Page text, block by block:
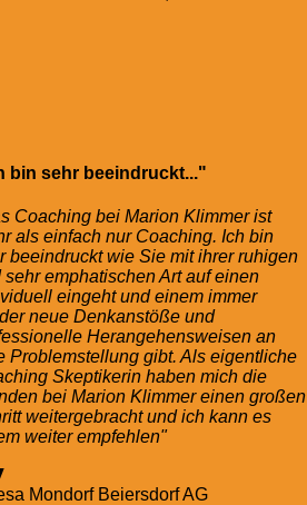
bin sehr beeindruckt..."
Coaching bei Marion Klimmer ist
als einfach nur Coaching. Ich bin
beeindruckt wie Sie mit ihrer ruhigen
sehr emphatischen Art auf einen
eingeht und einem immer
neue Denkanstöße und
Herangehensweisen an
Problemstellung gibt. Als eigentliche
Skeptikerin haben mich die
bei Marion Klimmer einen großen
weitergebracht und ich kann es
weiter empfehlen"
Mondorf Beiersdorf AG